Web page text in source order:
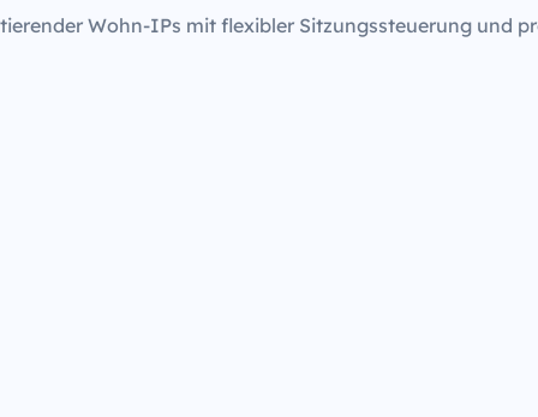
Wohn-IPs mit flexibler Sitzungssteuerung und